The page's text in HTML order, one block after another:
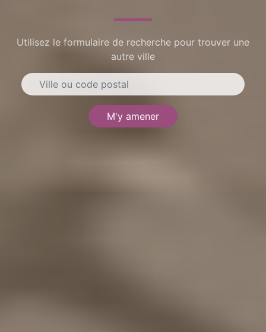
Utilisez le formulaire de recherche pour trouver une
autre ville
M'y amener